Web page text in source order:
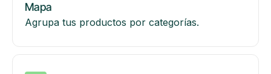
Mapa
Agrupa tus productos por categorías.